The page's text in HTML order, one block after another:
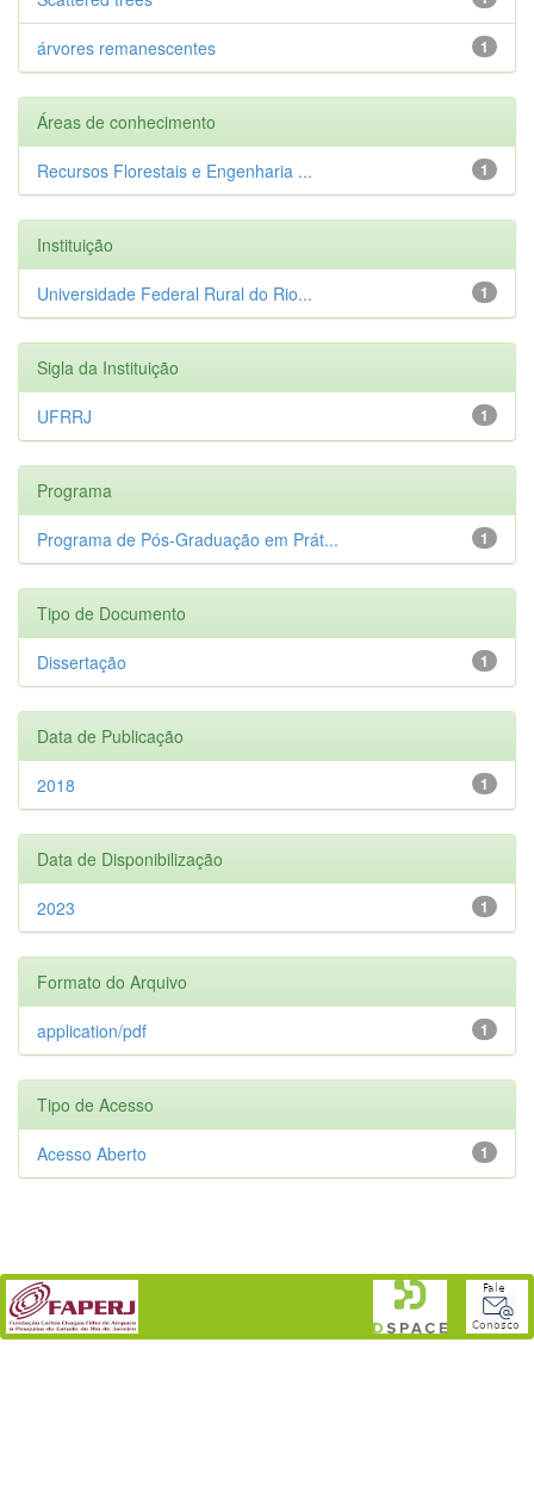
1
árvores remanescentes
Áreas de conhecimento
1
Recursos Florestais e Engenharia ...
Instituição
1
Universidade Federal Rural do Rio...
Sigla da Instituição
1
UFRRJ
Programa
1
Programa de Pós-Graduação em Prát...
Tipo de Documento
1
Dissertação
Data de Publicação
1
2018
Data de Disponibilização
1
2023
Formato do Arquivo
1
application/pdf
Tipo de Acesso
1
Acesso Aberto